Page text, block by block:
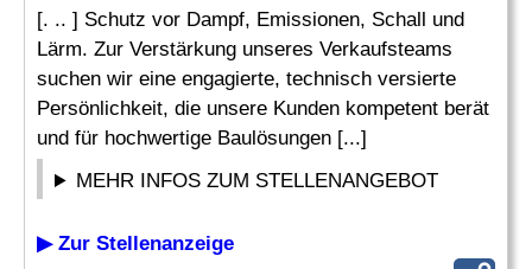
[. .. ] Schutz vor Dampf, Emissionen, Schall und
Lärm. Zur Verstärkung unseres Verkaufsteams
suchen wir eine engagierte, technisch versierte
Persönlichkeit, die unsere Kunden kompetent berät
und für hochwertige Baulösungen [...]
MEHR INFOS ZUM STELLENANGEBOT
▶ Zur Stellenanzeige